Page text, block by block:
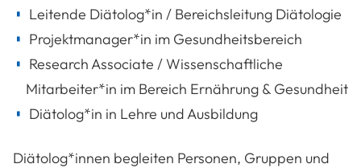
Leitende Diätolog*in / Bereichsleitung Diätologie
Projektmanager*in im Gesundheitsbereich
Research Associate / Wissenschaftliche
Mitarbeiter*in im Bereich Ernährung & Gesundheit
Diätolog*in in Lehre und Ausbildung
Diätolog*innen begleiten Personen, Gruppen und